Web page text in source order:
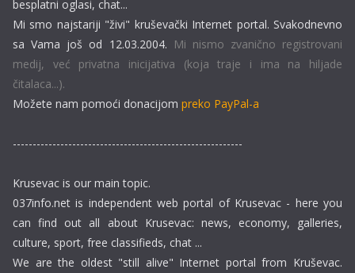
besplatni oglasi, chat...
Mi smo najstariji "živi" kruševački Internet portal. Svakodnevno
sa Vama još od 12.03.2004. Mi nismo zvanično registrovani
medij, već privatna inicijativa (koja traje i ima na hiljade
čitalaca...).
Možete nam pomoći donacijom preko PayPal-a
----------------------------------------------------------
Krusevac is our main topic.
037info.net is independent web portal of Krusevac - here you
can find out all about Krusevac: news, economy, galleries,
culture, sport, free classifieds, chat ...
We are the oldest "still alive" Internet portal from Kruševac.